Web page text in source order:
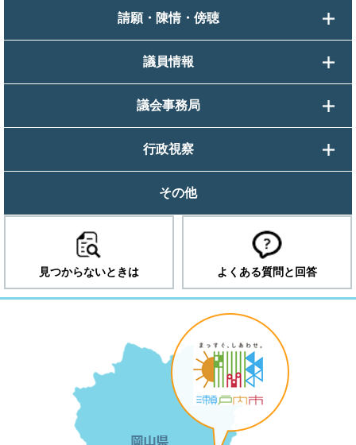
請願・陳情・傍聴
議員情報
議会事務局
行政視察
その他
見つからないときは よくある質問と回答